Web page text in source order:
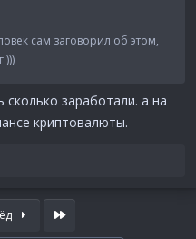
сам заговорил об этом,
)))
сколько заработали. а на
криптовалюты.
Last